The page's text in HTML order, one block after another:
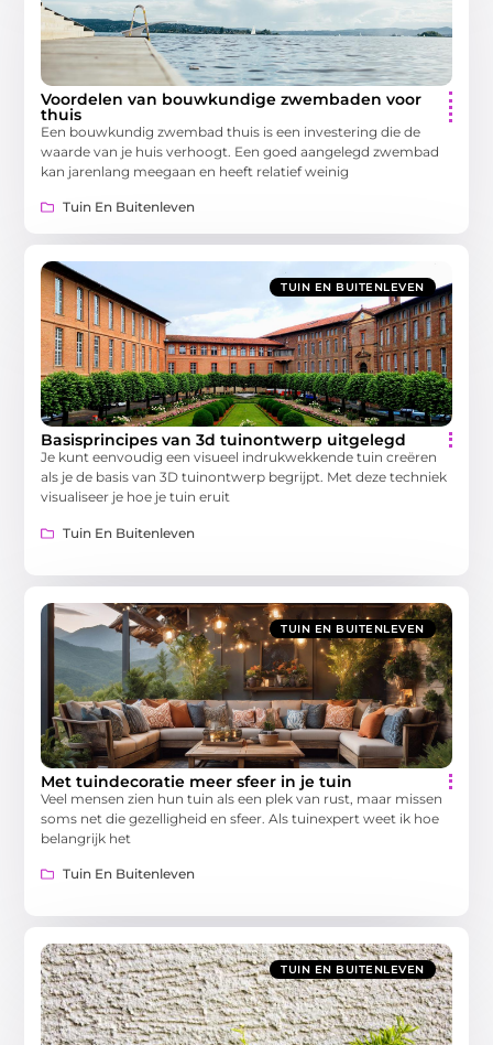
Voordelen van bouwkundige zwembaden voor
thuis
Een bouwkundig zwembad thuis is een investering die de
waarde van je huis verhoogt. Een goed aangelegd zwembad
kan jarenlang meegaan en heeft relatief weinig
Tuin En Buitenleven
TUIN EN BUITENLEVEN
Basisprincipes van 3d tuinontwerp uitgelegd
Je kunt eenvoudig een visueel indrukwekkende tuin creëren
als je de basis van 3D tuinontwerp begrijpt. Met deze techniek
visualiseer je hoe je tuin eruit
Tuin En Buitenleven
TUIN EN BUITENLEVEN
Met tuindecoratie meer sfeer in je tuin
Veel mensen zien hun tuin als een plek van rust, maar missen
soms net die gezelligheid en sfeer. Als tuinexpert weet ik hoe
belangrijk het
Tuin En Buitenleven
TUIN EN BUITENLEVEN